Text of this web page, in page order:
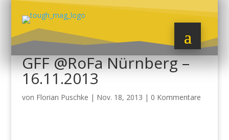
GFF @RoFa Nürnberg –
16.11.2013
von Florian Puschke | Nov. 18, 2013 | 0 Kommentare